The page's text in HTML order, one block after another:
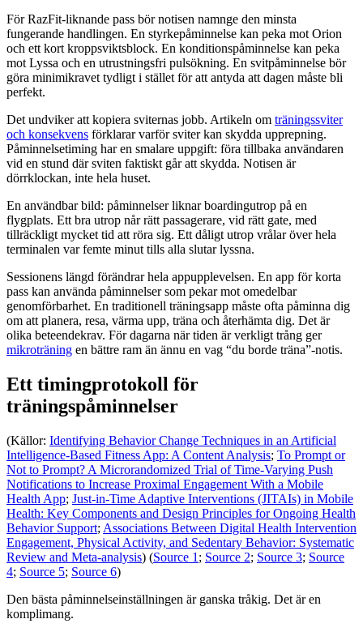
För RazFit-liknande pass bör notisen namnge den minsta
fungerande handlingen. En styrkepåminnelse kan peka mot Orion
och ett kort kroppsviktsblock. En konditionspåminnelse kan peka
mot Lyssa och en utrustningsfri pulsökning. En svitpåminnelse bör
göra minimikravet tydligt i stället för att antyda att dagen måste bli
perfekt.
Det undviker att kopiera sviternas jobb. Artikeln om träningssviter
och konsekvens förklarar varför sviter kan skydda upprepning.
Påminnelsetiming har en smalare uppgift: föra tillbaka användaren
vid en stund där sviten faktiskt går att skydda. Notisen är
dörrklockan, inte hela huset.
En användbar bild: påminnelser liknar boardingutrop på en
flygplats. Ett bra utrop når rätt passagerare, vid rätt gate, med
tillräckligt mycket tid att röra sig. Ett dåligt utrop vrålar över hela
terminalen var femte minut tills alla slutar lyssna.
Sessionens längd förändrar hela appupplevelsen. En app för korta
pass kan använda påminnelser som pekar mot omedelbar
genomförbarhet. En traditionell träningsapp måste ofta påminna dig
om att planera, resa, värma upp, träna och återhämta dig. Det är
olika beteendekrav. För dagarna när tiden är verkligt trång ger
mikroträning en bättre ram än ännu en vag “du borde träna”-notis.
Ett timingprotokoll för
träningspåminnelser
(Källor: Identifying Behavior Change Techniques in an Artificial
Intelligence-Based Fitness App: A Content Analysis; To Prompt or
Not to Prompt? A Microrandomized Trial of Time-Varying Push
Notifications to Increase Proximal Engagement With a Mobile
Health App; Just-in-Time Adaptive Interventions (JITAIs) in Mobile
Health: Key Components and Design Principles for Ongoing Health
Behavior Support; Associations Between Digital Health Intervention
Engagement, Physical Activity, and Sedentary Behavior: Systematic
Review and Meta-analysis) (Source 1 ; Source 2; Source 3; Source
4; Source 5; Source 6)
Den bästa påminnelseinställningen är ganska tråkig. Det är en
komplimang.